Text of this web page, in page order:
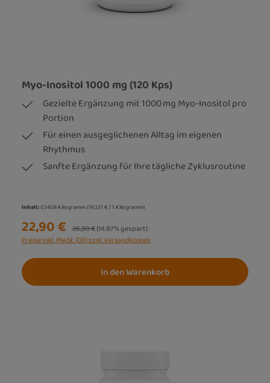
Myo-Inositol 1000 mg (120 Kps)
Gezielte Ergänzung mit 1000 mg Myo-Inositol pro
Portion
Für einen ausgeglichenen Alltag im eigenen
Rhythmus
Sanfte Ergänzung für Ihre tägliche Zyklusroutine
Inhalt:0.1404 Kilogramm(163,11 € / 1 Kilogramm)
22,90 € Regulärer Preis:
26,90 €(14.87% gespart)
Preise inkl. MwSt. (DE) zzgl. Versandkosten
In den Warenkorb